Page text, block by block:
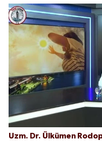
Uzm. Dr. Ülkümen